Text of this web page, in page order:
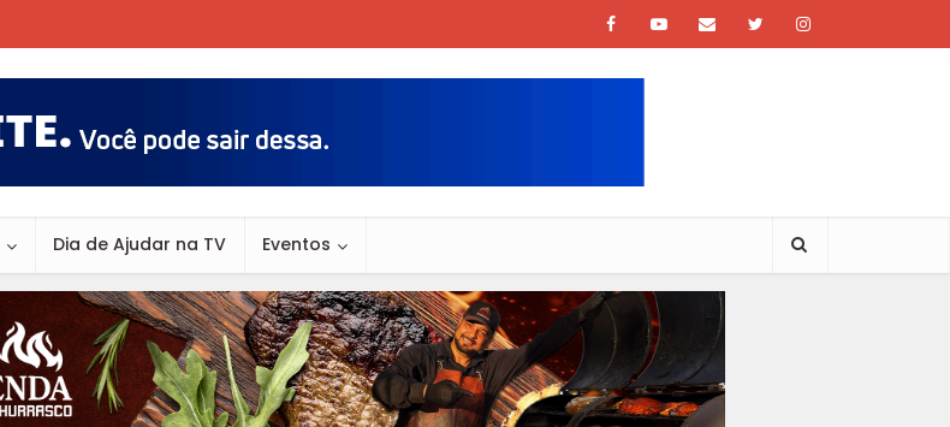
Dia de Ajudar na TV Eventos